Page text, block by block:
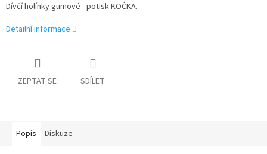
Dívčí holínky gumové - potisk KOČKA.
Detailní informace
ZEPTAT SE SDÍLET
Popis Diskuze